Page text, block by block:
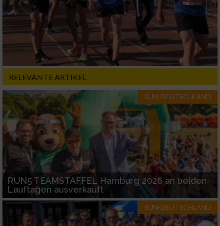
RELEVANTE ARTIKEL
RUN-DEUTSCHLAND
RUN5 TEAMSTAFFEL Hamburg 2026 an beiden
Lauftagen ausverkauft
RUN-DEUTSCHLAND
Nicht-IAB-Verarbeitungszwecke:
Notwendig
Performance
Funktional
Werbung